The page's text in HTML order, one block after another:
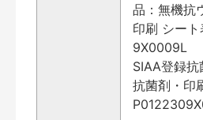
品：無機抗
印刷 シー
9X0009L
SIAA登録
抗菌剤・印